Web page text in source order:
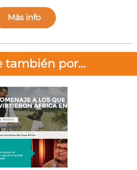
Más info
también por...